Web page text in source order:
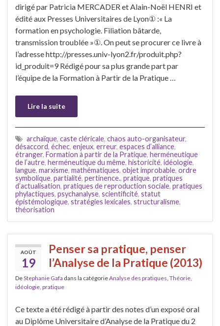
dirigé par Patricia MERCADER et Alain-Noël HENRI et
édité aux Presses Universitaires de Lyon① :« La
formation en psychologie. Filiation bâtarde,
transmission troublée »①. On peut se procurer ce livre à
l’adresse http://presses.univ-lyon2.fr/produit.php?
id_produit=9 Rédigé pour sa plus grande part par
l’équipe de la Formation à Partir de la Pratique …
Lire la suite
archaïque, caste cléricale, chaos auto-organisateur,
désaccord, échec, enjeux, erreur, espaces d’alliance,
étranger, Formation à partir de la Pratique, herméneutique
de l’autre, herméneutique du même, historicité, idéologie,
langue, marxisme, mathématiques, objet improbable, ordre
symbolique, partialité, pertinence., pratique, pratiques
d’actualisation, pratiques de reproduction sociale, pratiques
phylactiques, psychanalyse, scientificité, statut
épistémologique, stratégies lexicales, structuralisme,
théorisation
AOÛT
19
Penser sa pratique, penser
l’Analyse de la Pratique (2013)
DeStephanie Gafa dans la catégorieAnalyse des pratiques Théorie,
idéologie, pratique
Ce texte a été rédigé à partir des notes d’un exposé oral
au Diplôme Universitaire d’Analyse de la Pratique du 2